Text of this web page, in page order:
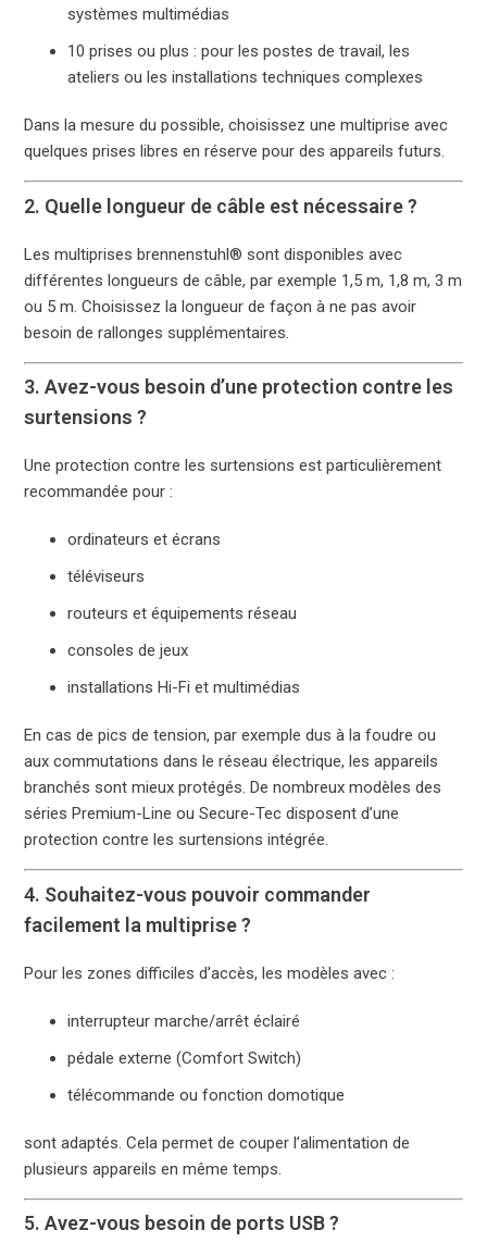
systèmes multimédias
10 prises ou plus : pour les postes de travail, les
ateliers ou les installations techniques complexes
Dans la mesure du possible, choisissez une multiprise avec
quelques prises libres en réserve pour des appareils futurs.
2. Quelle longueur de câble est nécessaire ?
Les multiprises brennenstuhl® sont disponibles avec
différentes longueurs de câble, par exemple 1,5 m, 1,8 m, 3 m
ou 5 m. Choisissez la longueur de façon à ne pas avoir
besoin de rallonges supplémentaires.
3. Avez-vous besoin d’une protection contre les
surtensions ?
Une protection contre les surtensions est particulièrement
recommandée pour :
ordinateurs et écrans
téléviseurs
routeurs et équipements réseau
consoles de jeux
installations Hi-Fi et multimédias
En cas de pics de tension, par exemple dus à la foudre ou
aux commutations dans le réseau électrique, les appareils
branchés sont mieux protégés. De nombreux modèles des
séries Premium-Line ou Secure-Tec disposent d’une
protection contre les surtensions intégrée.
4. Souhaitez-vous pouvoir commander
facilement la multiprise ?
Pour les zones difficiles d’accès, les modèles avec :
interrupteur marche/arrêt éclairé
pédale externe (Comfort Switch)
télécommande ou fonction domotique
sont adaptés. Cela permet de couper l’alimentation de
plusieurs appareils en même temps.
5. Avez-vous besoin de ports USB ?